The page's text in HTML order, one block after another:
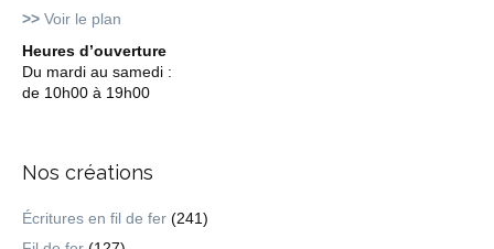
>> Voir le plan
Heures d’ouverture
Du mardi au samedi :
de 10h00 à 19h00
Nos créations
Écritures en fil de fer (241)